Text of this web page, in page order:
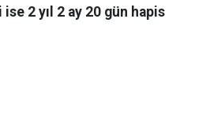
2 yıl 2 ay 20 gün hapis